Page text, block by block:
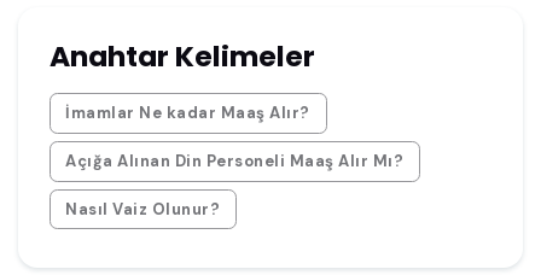
Anahtar Kelimeler
İmamlar Ne kadar Maaş Alır?
Açığa Alınan Din Personeli Maaş Alır Mı?
Nasıl Vaiz Olunur?